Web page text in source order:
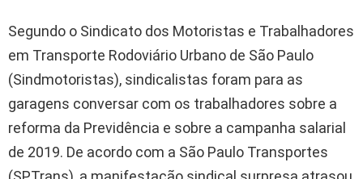
Segundo o Sindicato dos Motoristas e Trabalhadores
em Transporte Rodoviário Urbano de São Paulo
(Sindmotoristas), sindicalistas foram para as
garagens conversar com os trabalhadores sobre a
reforma da Previdência e sobre a campanha salarial
de 2019. De acordo com a São Paulo Transportes